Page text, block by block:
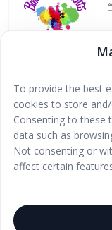
To provide the best
cookies to store
Consenting to these
data such as
Not consenting or
affect certain
Extraescolares